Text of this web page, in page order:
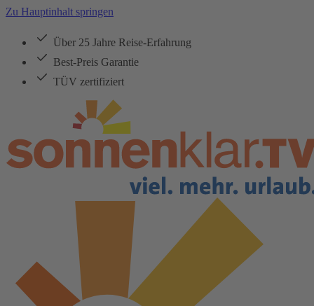
Zu Hauptinhalt springen
Über 25 Jahre Reise-Erfahrung
Best-Preis Garantie
TÜV zertifiziert